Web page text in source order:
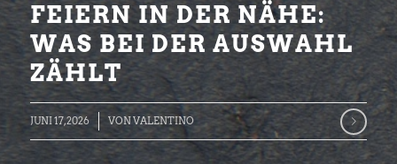
FEIERN IN DER NÄHE:
WAS BEI DER AUSWAHL
ZÄHLT
JUNI 17, 2026 VONVALENTINO